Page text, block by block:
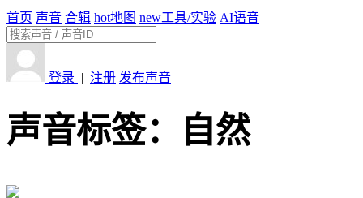
首页 声音 合辑 hot地图 new工具/实验 AI语音
登录 | 注册 发布声音
声音标签： 自然